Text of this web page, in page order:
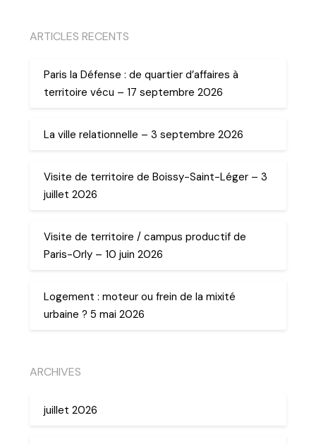
ARTICLES RECENTS
Paris la Défense : de quartier d’affaires à
territoire vécu – 17 septembre 2026
La ville relationnelle – 3 septembre 2026
Visite de territoire de Boissy-Saint-Léger – 3
juillet 2026
Visite de territoire / campus productif de
Paris-Orly – 10 juin 2026
Logement : moteur ou frein de la mixité
urbaine ? 5 mai 2026
ARCHIVES
juillet 2026